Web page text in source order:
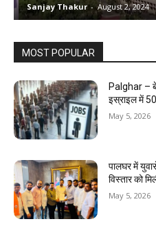
Sanjay Thakur - August 2, 2024
MOST POPULAR
Palghar –
इस्राइल में
May 5, 2026
पालघर में
विस्तार को
May 5, 2026